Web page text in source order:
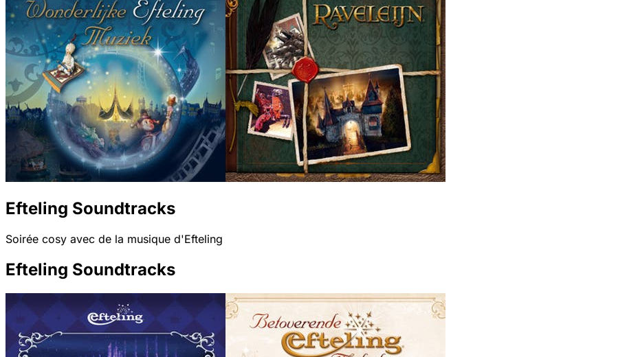
Efteling Soundtracks
Soirée cosy avec de la musique d'Efteling
Efteling Soundtracks